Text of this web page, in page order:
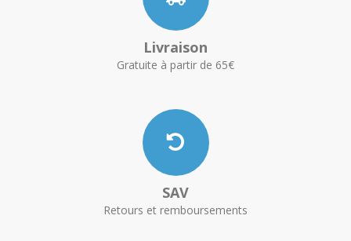
Livraison
Gratuite à partir de 65€
SAV
Retours et remboursements